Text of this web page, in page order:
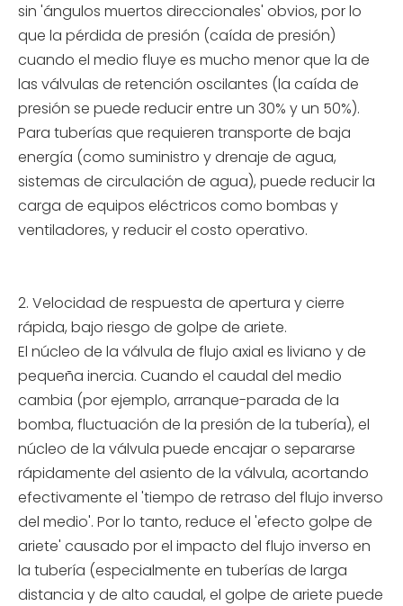
sin 'ángulos muertos direccionales' obvios, por lo
que la pérdida de presión (caída de presión)
cuando el medio fluye es mucho menor que la de
las válvulas de retención oscilantes (la caída de
presión se puede reducir entre un 30% y un 50%).
Para tuberías que requieren transporte de baja
energía (como suministro y drenaje de agua,
sistemas de circulación de agua), puede reducir la
carga de equipos eléctricos como bombas y
ventiladores, y reducir el costo operativo.
2. Velocidad de respuesta de apertura y cierre
rápida, bajo riesgo de golpe de ariete.
El núcleo de la válvula de flujo axial es liviano y de
pequeña inercia. Cuando el caudal del medio
cambia (por ejemplo, arranque-parada de la
bomba, fluctuación de la presión de la tubería), el
núcleo de la válvula puede encajar o separarse
rápidamente del asiento de la válvula, acortando
efectivamente el 'tiempo de retraso del flujo inverso
del medio'. Por lo tanto, reduce el 'efecto golpe de
ariete' causado por el impacto del flujo inverso en
la tubería (especialmente en tuberías de larga
distancia y de alto caudal, el golpe de ariete puede